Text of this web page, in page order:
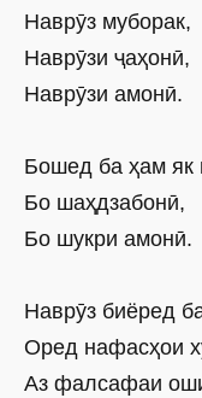
Наврӯз муборак,
Наврӯзи ҷаҳонӣ,
Наврӯзи амонӣ.
Бошед ба ҳам як
Бо шаҳдзабонӣ,
Бо шукри амонӣ.
Наврӯз биёред
Оред нафасҳои
Аз фалсафаи